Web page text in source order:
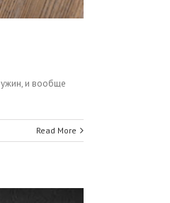
ужин, и вообще
Read More